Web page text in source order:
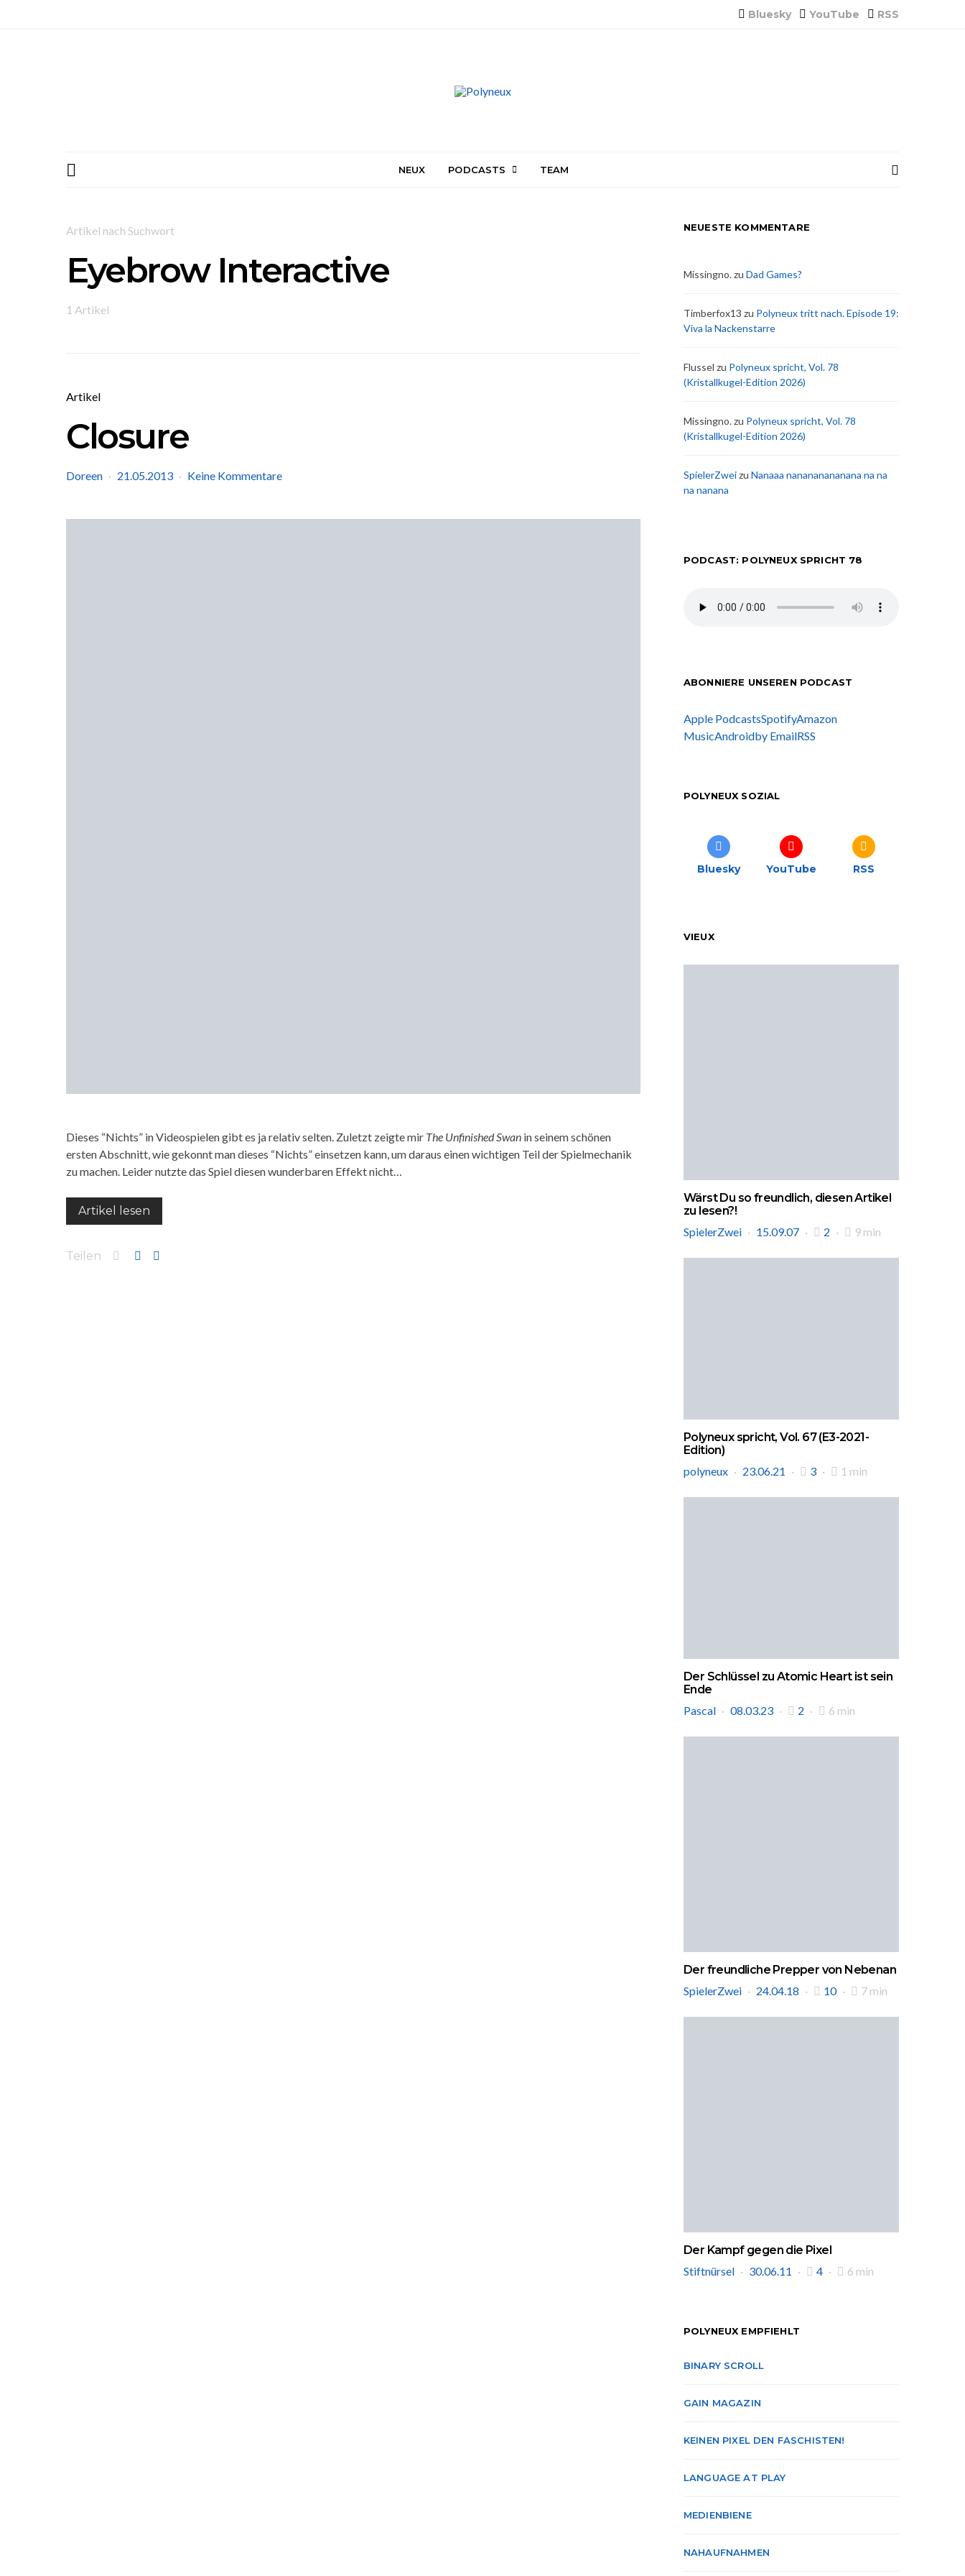
Bluesky YouTube RSS
NEUX PODCASTS TEAM
Artikel nach Suchwort
Eyebrow Interactive
1 Artikel
Artikel
Closure
Doreen 21.05.2013 Keine Kommentare
Dieses “Nichts” in Videospielen gibt es ja relativ selten. Zuletzt zeigte mir The Unfinished Swan in seinem schönen
ersten Abschnitt, wie gekonnt man dieses “Nichts” einsetzen kann, um daraus einen wichtigen Teil der Spielmechanik
zu machen. Leider nutzte das Spiel diesen wunderbaren Effekt nicht…
Artikel lesen
Teilen
NEUESTE KOMMENTARE
Missingno.zu Dad Games?
Timberfox13 zu Polyneux tritt nach. Episode 19:
Viva la Nackenstarre
Flussel zu Polyneux spricht, Vol. 78
(Kristallkugel-Edition 2026)
Missingno.zu Polyneux spricht, Vol. 78
(Kristallkugel-Edition 2026)
SpielerZweizu Nanaaa nanananananana na na
na nanana
PODCAST: POLYNEUX SPRICHT 78
ABONNIERE UNSEREN PODCAST
Apple PodcastsSpotifyAmazon
MusicAndroidby EmailRSS
POLYNEUX SOZIAL
Bluesky YouTube RSS
VIEUX
Wärst Du so freundlich, diesen Artikel
zu lesen?!
SpielerZwei
15.09.07 2 9 min
Polyneux spricht, Vol. 67 (E3-2021-
Edition)
polyneux
23.06.21 3 1 min
Der Schlüssel zu Atomic Heart ist sein
Ende
Pascal
08.03.23 2 6 min
Der freundliche Prepper von Nebenan
SpielerZwei
24.04.18 10 7 min
Der Kampf gegen die Pixel
Stiftnürsel
30.06.11 4 6 min
POLYNEUX EMPFIEHLT
BINARY SCROLL
GAIN MAGAZIN
KEINEN PIXEL DEN FASCHISTEN!
LANGUAGE AT PLAY
MEDIENBIENE
NAHAUFNAHMEN